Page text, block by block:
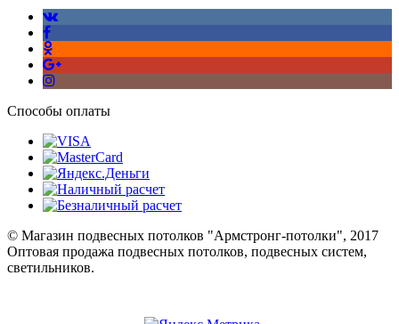
Способы оплаты
© Магазин подвесных потолков "Армстронг-потолки", 2017
Оптовая продажа подвесных потолков, подвесных систем,
светильников.